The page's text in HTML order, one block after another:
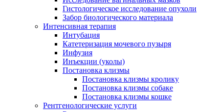
Гистологическое исследование опухоли
Забор биологического материала
Интенсивная терапия
Интубация
Катетеризация мочевого пузыря
Инфузия
Инъекции (уколы)
Постановка клизмы
Постановка клизмы кролику
Постановка клизмы собаке
Постановка клизмы кошке
Рентгенологические услуги